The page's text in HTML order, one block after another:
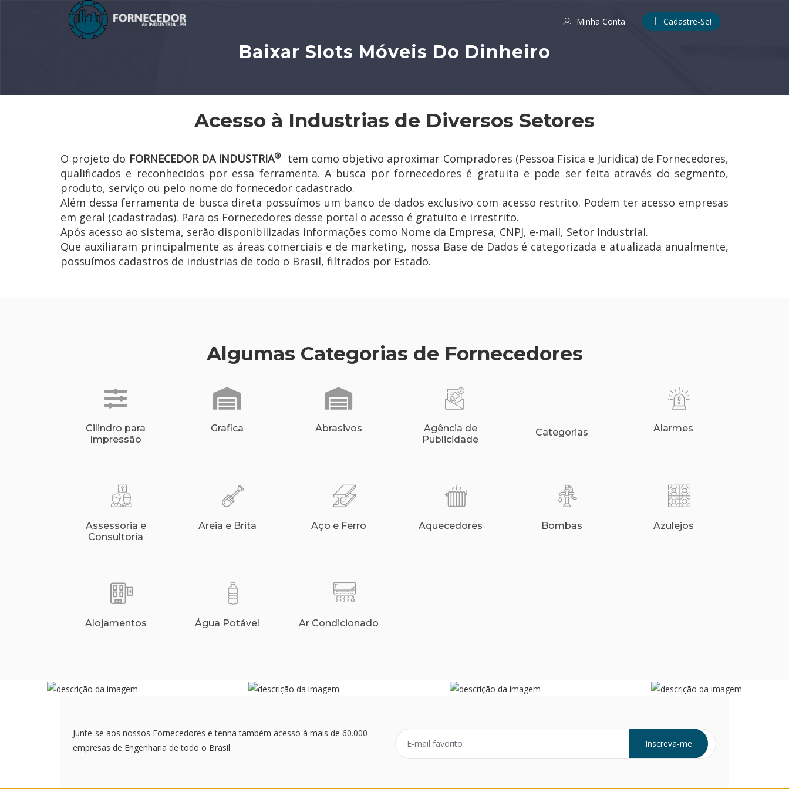
Minha Conta Cadastre-Se!
Baixar Slots Móveis Do Dinheiro
Acesso à Industrias de Diversos Setores
O projeto do FORNECEDOR DA INDUSTRIA®
tem como objetivo aproximar Compradores (Pessoa Fisica e Juridica) de Fornecedores,
qualificados e reconhecidos por essa ferramenta. A busca por fornecedores é gratuita e pode ser feita através do segmento,
produto, serviço ou pelo nome do fornecedor cadastrado.
Além dessa ferramenta de busca direta possuímos um banco de dados exclusivo com acesso restrito. Podem ter acesso empresas
em geral (cadastradas). Para os Fornecedores desse portal o acesso é gratuito e irrestrito.
Após acesso ao sistema, serão disponibilizadas informações como Nome da Empresa, CNPJ, e-mail, Setor Industrial.
Que auxiliaram principalmente as áreas comerciais e de marketing, nossa Base de Dados é categorizada e atualizada anualmente,
possuímos cadastros de industrias de todo o Brasil, filtrados por Estado.
Algumas Categorias de Fornecedores
Cilindro para
Impressão
Grafica Abrasivos
Agência de
Publicidade
Categorias Alarmes
Assessoria e
Consultoria
Areia e Brita Aço e Ferro Aquecedores Bombas Azulejos
Alojamentos Água Potável Ar Condicionado
Junte-se aos nossos Fornecedores e tenha também acesso à mais de 60.000
empresas de Engenharia de todo o Brasil.
Inscreva-me